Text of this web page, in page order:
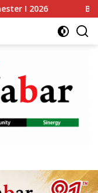
Bupati Bogor Rudy